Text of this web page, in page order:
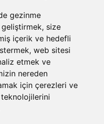
gezinme
size
içerik ve hedefli
web sitesi
etmek ve
nereden
için çerezleri ve